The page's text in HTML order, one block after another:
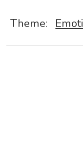
Theme: